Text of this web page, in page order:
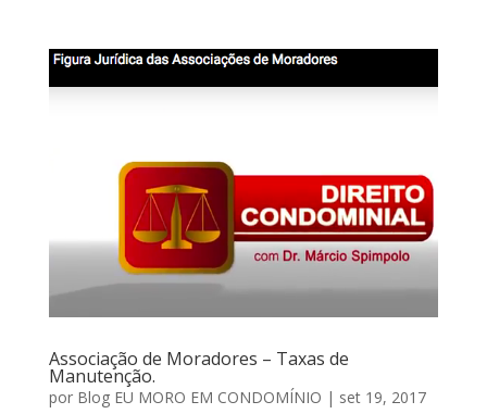
Associação de Moradores – Taxas de
Manutenção.
por Blog EU MORO EM CONDOMÍNIO | set 19, 2017